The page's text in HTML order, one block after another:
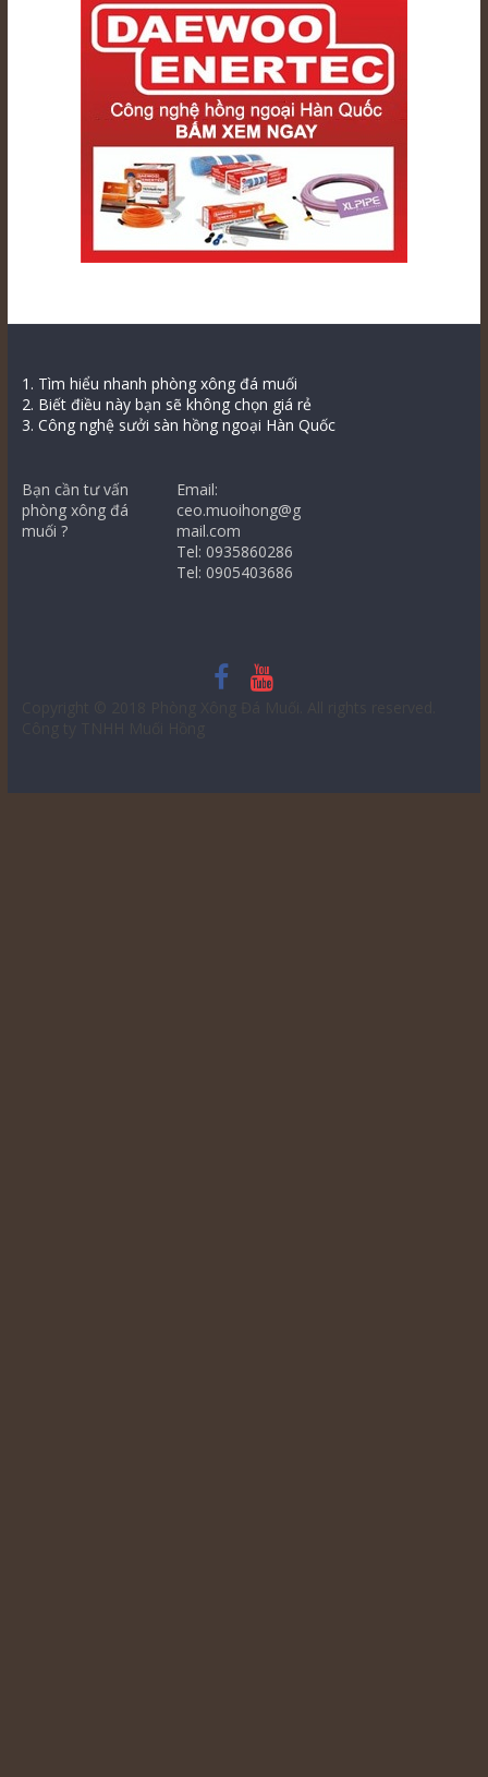
1. Tìm hiểu nhanh phòng xông đá muối
2. Biết điều này bạn sẽ không chọn giá rẻ
3. Công nghệ sưởi sàn hồng ngoại Hàn Quốc
Bạn cần tư vấn
phòng xông đá
muối ?
Email:
ceo.muoihong@g
mail.com
Tel: 0935860286
Tel: 0905403686